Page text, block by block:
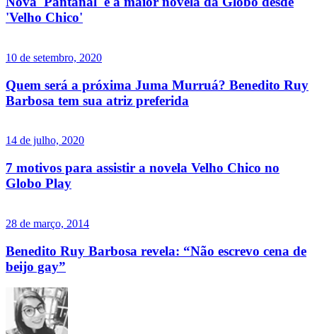
'Velho Chico'
10 de setembro, 2020
Quem será a próxima Juma Murruá? Benedito Ruy
Barbosa tem sua atriz preferida
14 de julho, 2020
7 motivos para assistir a novela Velho Chico no
Globo Play
28 de março, 2014
Benedito Ruy Barbosa revela: “Não escrevo cena de
beijo gay”